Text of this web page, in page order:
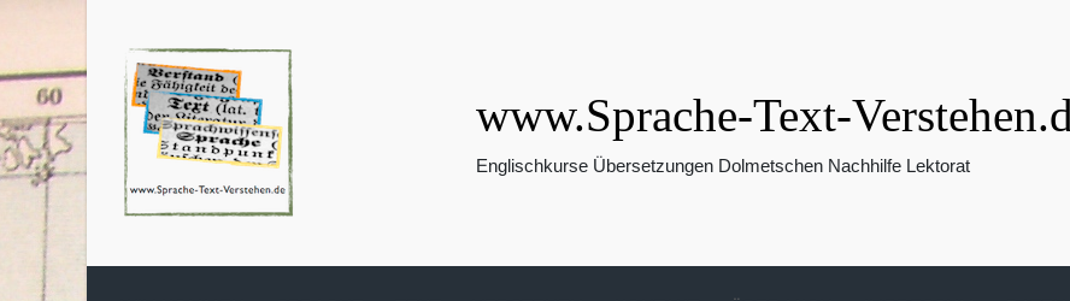
www.Sprache-Text-
Englischkurse Übersetzungen Dolmetschen Nachhilfe Lektorat